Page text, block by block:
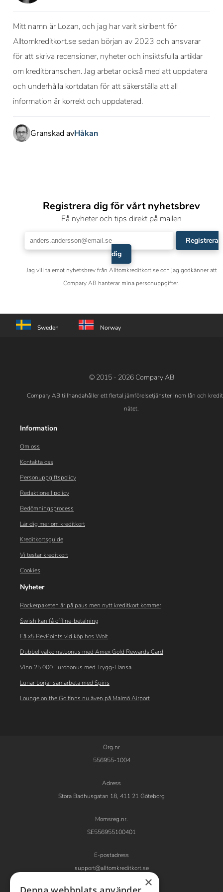
Mitt namn är Lozan, och jag har varit skribent för
Alltomkreditkort.se sedan början av 2023 och ansvarar
för att skriva recensioner, nyheter och insiktsfulla artiklar
om kreditbranschen. Jag arbetar också med att uppdatera
och underhålla kortdatan för att säkerställa att all
information är korrekt och uppdaterad.
Granskad avHåkan
Registrera dig för vårt nyhetsbrev
Få nyheter och tips direkt på mailen
Registrera
dig
Jag vill ta emot nyhetsbrev från Alltomkreditkort.se och jag godkänner att
Compary AB hanterar mina personuppgifter.
Sweden Norway
© 2015 - 2026 Compary AB
Compary AB tillhandahåller ett flertal jämförelsetjänster inom lån och
nätet.
Information
Om oss
Kontakta oss
Personuppgiftspolicy
Redaktionell policy
Bedömningsprocess
Lär dig mer om kreditkort
Kreditkortsguide
Vi testar kreditkort
Cookies
Nyheter
Rockerpaketen är på paus men nytt kreditkort kommer
Swish kan få offline-betalning
Få x5 RevPoints vid köp hos Wolt
Dubbel välkomstbonus med Amex Gold Rewards Card
Vinn 25 000 Eurobonus med Trygg-Hansa
Lunar börjar samarbeta med Spiris
Lounge on the Go finns nu även på Malmö Airport
Org.nr
556955-1004
Adress
Stora Badhusgatan 18, 411 21 Göteborg
Momsreg.nr.
SE556955100401
E-postadress
support@alltomkreditkort.se
×